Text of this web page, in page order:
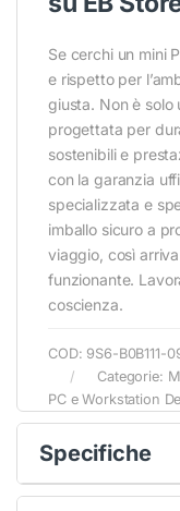
Se cerchi un mini
e rispetto per
giusta. Non è solo
progettata per
sostenibili e
con la garanzia
specializzata e
imballo sicuro a
viaggio, così
funzionante.
coscienza.
COD: 9S6-B0B111-
Categorie:
PC e Workstation
Specifiche